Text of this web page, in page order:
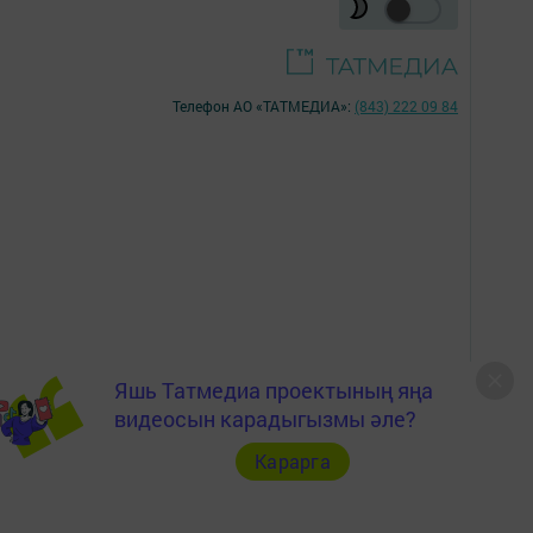
Яшь Татмедиа проектының яңа
видеосын карадыгызмы әле?
Карарга
Телефон АО «ТАТМЕДИА»: (843) 222 09 84